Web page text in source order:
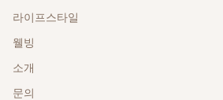
라이프스타일
웰빙
소개
문의